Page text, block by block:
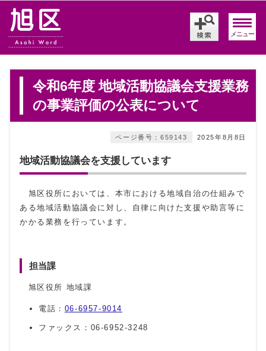
メニュー
令和6年度 地域活動協議会支援業務
の事業評価の公表について
2025年8月8日
ページ番号：659143
地域活動協議会を支援しています
旭区役所においては、本市における地域自治の仕組みで
ある地域活動協議会に対し、自律に向けた支援や助言等に
かかる業務を行っています。
担当課
旭区役所 地域課
電話： 06-6957-9014
ファックス：06-6952-3248